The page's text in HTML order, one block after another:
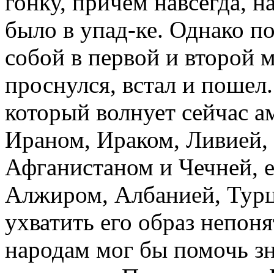
было в упад-ке. Однако
собой в первой и второй
проснулся, встал и
который волнует сейчас
Ираном, Ираком, Ливией,
Афганистаном и Чечней,
Алжиром, Албанией,
ухватить его образ
народам мог бы помочь